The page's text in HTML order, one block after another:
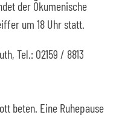
der Ökumenische
um 18 Uhr statt.
Tel.: 02159 / 8813
beten. Eine Ruhepause